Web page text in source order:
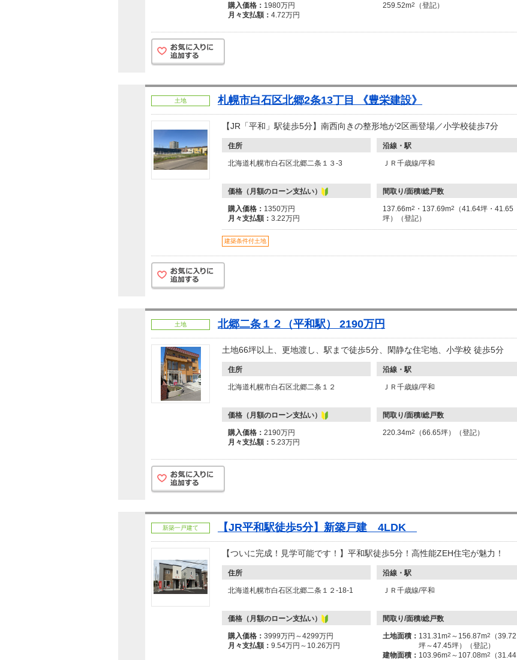
購入価格： 1980万円
月々支払額： 4.72万円
259.52m2 （登記）
土地 札幌市白石区北郷2条13丁目 《豊栄建設》
【JR「平和」駅徒歩5分】南西向きの整形地が2区画登場／小学校徒歩7分
住所 沿線・駅
北海道札幌市白石区北郷二条１３-3 ＪＲ千歳線/平和
価格（月額のローン支払い） 間取り/面積/総戸数
購入価格： 1350万円
月々支払額： 3.22万円
137.66m2 ・137.69m2
（41.64坪・41.65
坪）（登記）
建築条件付土地
土地 北郷二条１２（平和駅） 2190万円
土地66坪以上、更地渡し、駅まで徒歩5分、閑静な住宅地、小学校 徒歩5分
住所 沿線・駅
北海道札幌市白石区北郷二条１２ ＪＲ千歳線/平和
価格（月額のローン支払い） 間取り/面積/総戸数
購入価格： 2190万円
月々支払額： 5.23万円
220.34m2 （66.65坪）（登記）
新築一戸建て 【JR平和駅徒歩5分】新築戸建 4LDK
【ついに完成！見学可能です！】平和駅徒歩5分！高性能ZEH住宅が魅力！
住所 沿線・駅
北海道札幌市白石区北郷二条１２-18-1 ＪＲ千歳線/平和
価格（月額のローン支払い） 間取り/面積/総戸数
購入価格： 3999万円～4299万円
月々支払額： 9.54万円～10.26万円
土地面積： 131.31m2 ～156.87m2
（39.72
坪～47.45坪）（登記）
建物面積： 103.96m2 ～107.08m2
（31.44